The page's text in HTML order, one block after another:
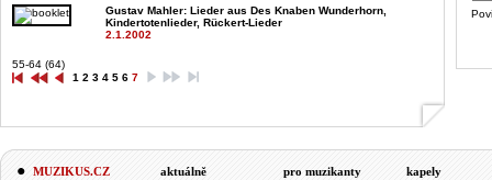
Gustav Mahler: Lieder aus Des Knaben Wunderhorn,
Kindertotenlieder, Rückert-Lieder
2.1.2002
55-64 (64)
1 2 3 4 5 6 7
MUZIKUS.CZ
aktuálně
pro muzikanty
kapely